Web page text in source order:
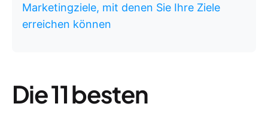
Marketingziele, mit denen Sie Ihre Ziele
erreichen können
Die 11 besten